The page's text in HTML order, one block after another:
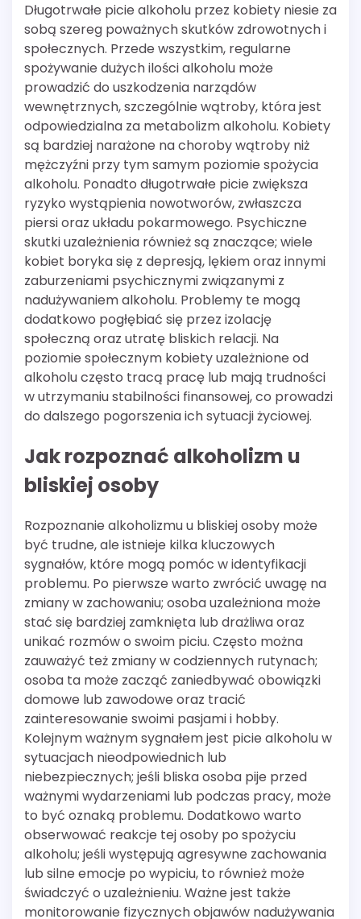
Długotrwałe picie alkoholu przez kobiety niesie za
sobą szereg poważnych skutków zdrowotnych i
społecznych. Przede wszystkim, regularne
spożywanie dużych ilości alkoholu może
prowadzić do uszkodzenia narządów
wewnętrznych, szczególnie wątroby, która jest
odpowiedzialna za metabolizm alkoholu. Kobiety
są bardziej narażone na choroby wątroby niż
mężczyźni przy tym samym poziomie spożycia
alkoholu. Ponadto długotrwałe picie zwiększa
ryzyko wystąpienia nowotworów, zwłaszcza
piersi oraz układu pokarmowego. Psychiczne
skutki uzależnienia również są znaczące; wiele
kobiet boryka się z depresją, lękiem oraz innymi
zaburzeniami psychicznymi związanymi z
nadużywaniem alkoholu. Problemy te mogą
dodatkowo pogłębiać się przez izolację
społeczną oraz utratę bliskich relacji. Na
poziomie społecznym kobiety uzależnione od
alkoholu często tracą pracę lub mają trudności
w utrzymaniu stabilności finansowej, co prowadzi
do dalszego pogorszenia ich sytuacji życiowej.
Jak rozpoznać alkoholizm u
bliskiej osoby
Rozpoznanie alkoholizmu u bliskiej osoby może
być trudne, ale istnieje kilka kluczowych
sygnałów, które mogą pomóc w identyfikacji
problemu. Po pierwsze warto zwrócić uwagę na
zmiany w zachowaniu; osoba uzależniona może
stać się bardziej zamknięta lub drażliwa oraz
unikać rozmów o swoim piciu. Często można
zauważyć też zmiany w codziennych rutynach;
osoba ta może zacząć zaniedbywać obowiązki
domowe lub zawodowe oraz tracić
zainteresowanie swoimi pasjami i hobby.
Kolejnym ważnym sygnałem jest picie alkoholu w
sytuacjach nieodpowiednich lub
niebezpiecznych; jeśli bliska osoba pije przed
ważnymi wydarzeniami lub podczas pracy, może
to być oznaką problemu. Dodatkowo warto
obserwować reakcje tej osoby po spożyciu
alkoholu; jeśli występują agresywne zachowania
lub silne emocje po wypiciu, to również może
świadczyć o uzależnieniu. Ważne jest także
monitorowanie fizycznych objawów nadużywania